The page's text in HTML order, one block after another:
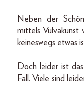
Neben der
mittels Vulvakunst
keineswegs etwas
Doch leider ist
Fall. Viele sind